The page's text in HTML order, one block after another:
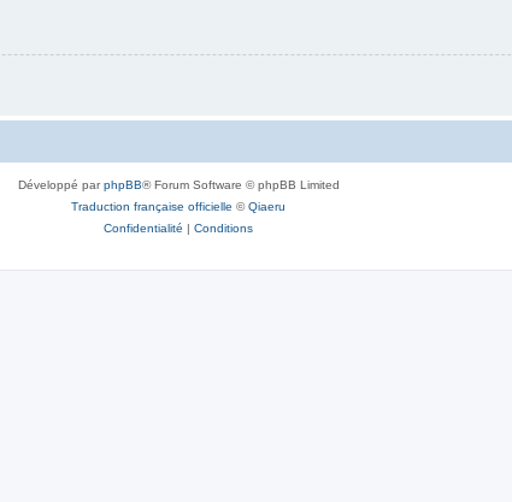
Développé parphpBB® Forum Software © phpBB Limited
Traduction française officielle ©Qiaeru
Confidentialité | Conditions